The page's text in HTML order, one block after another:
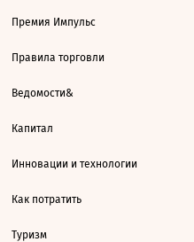
Премия Импульс
Правила торговли
Ведомости&
Капитал
Инновации и технологии
Как потратить
Туризм